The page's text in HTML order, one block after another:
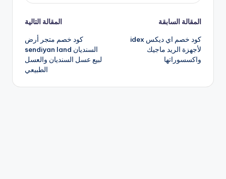
تصفّح
المقالات
المقالة السابقة
كود خصم اي ديكس idex
لأجهزة الريد ماجيك
واكسسوراتها
المقالة التالية
كود خصم متجر أرض
السنديان sendiyan land
لبيع عسل السنديان والعسل
الطبيعي